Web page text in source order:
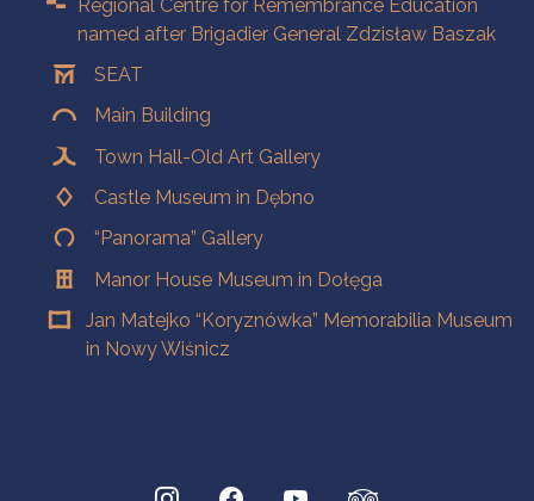
Regional Centre for Remembrance Education
named after Brigadier General Zdzisław Baszak
SEAT
Main Building
Town Hall-Old Art Gallery
Castle Museum in Dębno
“Panorama” Gallery
Manor House Museum in Dołęga
Jan Matejko “Koryznówka” Memorabilia Museum
in Nowy Wiśnicz